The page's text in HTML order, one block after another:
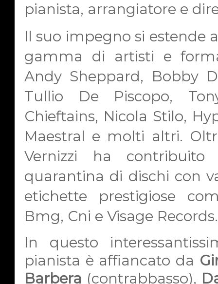
pianista, arrangiatore e
Il suo impegno si estende
gamma di artisti e
Andy Sheppard, Bobby
Tullio De Piscopo,
Chieftains, Nicola Stilo,
Maestral e molti altri.
Vernizzi ha
quarantina di dischi con
etichette prestigiose
Bmg, Cni e Visage Records.
In questo
pianista è affiancato da
Barbera (contrabbasso),